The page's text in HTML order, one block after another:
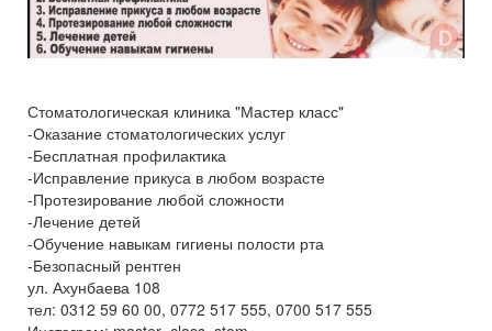
Стоматологическая клиника "Мастер класс"
-Оказание стоматологических услуг
-Бесплатная профилактика
-Исправление прикуса в любом возрасте
-Протезирование любой сложности
-Лечение детей
-Обучение навыкам гигиены полости рта
-Безопасный рентген
ул. Ахунбаева 108
тел: 0312 59 60 00, 0772 517 555, 0700 517 555